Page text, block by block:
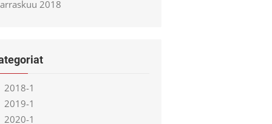
2018
2018-1
2019-1
2020-1